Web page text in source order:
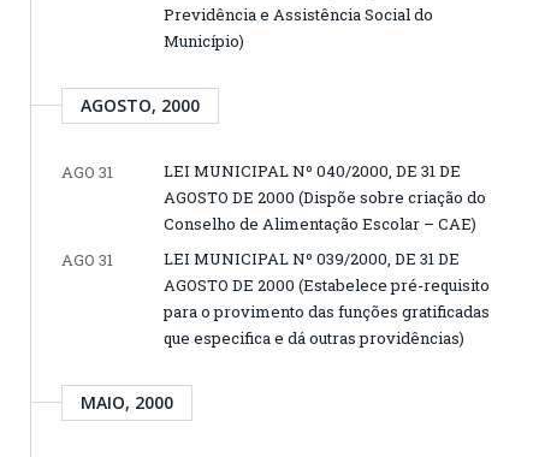
Previdência e Assistência Social do
Município)
AGOSTO, 2000
AGO 31
LEI MUNICIPAL Nº 040/2000, DE 31 DE
AGOSTO DE 2000 (Dispõe sobre criação do
Conselho de Alimentação Escolar – CAE)
AGO 31
LEI MUNICIPAL Nº 039/2000, DE 31 DE
AGOSTO DE 2000 (Estabelece pré-requisito
para o provimento das funções gratificadas
que especifica e dá outras providências)
MAIO, 2000